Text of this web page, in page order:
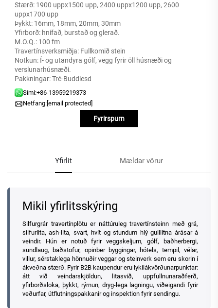
Stærð: 1900 uppx1500 upp, 2400 uppx1200 upp, 2600
uppx1700 upp
Þykkt: 16mm, 18mm, 20mm, 30mm
Yfirborð: hnífað, burstað og glerað.
M.O.Q.: 100 fm
Travertínsverksmiðja: Fullkomið stein
Notkun: Í- og utandyra gólf, vegg fyrir öll húsnæði og
verslunarhúsnæði.
Pakkningar: Tré-Buddlesd
Sími:+86-13959219373
Netfang: [email protected]
Fyrirspurn
Yfirlit Mældar vörur
Mikil yfirlitsskýring
Silfurgrár travertínplötu er náttúruleg travertínsteinn með grá,
silfurlita, ash-lita, svart, hvít og stundum hlý gulllitna árásar á
veindir. Hún er notuð fyrir veggskeljum, gólf, baðherbergi,
sundlaug, baðstofur, opinber byggingar, hótels, tempil, vélar,
villur, sérstaklega hönnuðir veggar og steinverk sem eru skorin í
ákveðna stærð. Fyrir B2B kaupendur eru lykilákvörðunarpunktar:
átt við veindarskjöldun, litasvið, uppfullnunaraðferð,
yfirborðsloka, þykkt, rýrnun, dryg-lega lagningu, viðeigandi fyrir
veðurfar, útflutningspakkanir og inspektion fyrir sendingu.